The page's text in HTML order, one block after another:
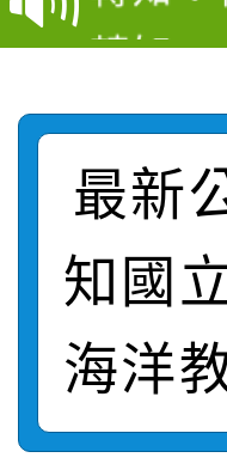
結果(
賽及
賽實施
轉知
比賽
轉知
動辦法
轉知
畫影片
劇比
表
轉知
敬師
【甄
學年
【甄
最新
知國
海洋